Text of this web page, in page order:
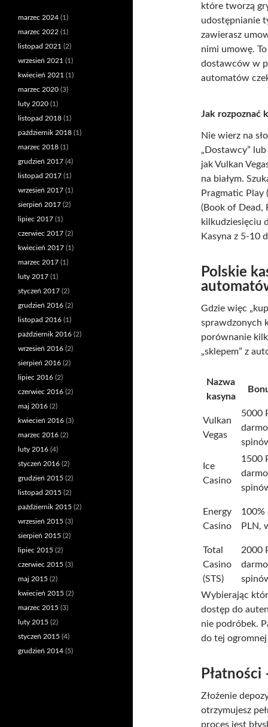
które tworzą
udostępnianie
zawierasz
nimi umowę.
dostawców w
automatów
Jak rozpoznać
Nie wierz na
„Dostawcy”
jak Vulkan
na białym.
Pragmatic Play
(Book of Dead,
kilkudziesięciu
Kasyna z 5-10
Polskie
Gdzie więc
sprawdzonych
porównanie
„sklepem” z
Nazwa
kasyna
Vulkan
Vegas
5000
Ice
Casino
1500
Energy
Casino
100%
PLN,
Total
Casino
(STS)
2000
Wybierając
dostęp do
nie podróbek.
do tej
Złożenie
otrzymujesz
proces jest
marzec 2024 (1)
marzec 2022 (1)
listopad 2021 (2)
wrzesień 2021 (1)
kwiecień 2021 (1)
marzec 2020 (3)
luty 2020 (1)
listopad 2018 (1)
październik 2018 (1)
marzec 2018 (1)
grudzień 2017 (4)
listopad 2017 (1)
wrzesień 2017 (1)
sierpień 2017 (2)
lipiec 2017 (1)
czerwiec 2017 (2)
kwiecień 2017 (1)
marzec 2017 (1)
luty 2017 (1)
styczeń 2017 (2)
grudzień 2016 (2)
listopad 2016 (1)
październik 2016 (2)
wrzesień 2016 (2)
sierpień 2016 (2)
lipiec 2016 (2)
czerwiec 2016 (2)
maj 2016 (2)
kwiecień 2016 (3)
marzec 2016 (2)
luty 2016 (4)
styczeń 2016 (2)
grudzień 2015 (2)
listopad 2015 (2)
październik 2015 (2)
wrzesień 2015 (3)
sierpień 2015 (2)
lipiec 2015 (2)
czerwiec 2015 (3)
maj 2015 (2)
kwiecień 2015 (2)
marzec 2015 (3)
luty 2015 (2)
styczeń 2015 (4)
grudzień 2014 (5)